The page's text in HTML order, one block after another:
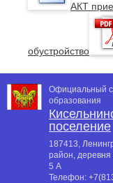
АКТ
обустройство
Официальный
образования
поселение
187413,
район,
5 А
Телефон: